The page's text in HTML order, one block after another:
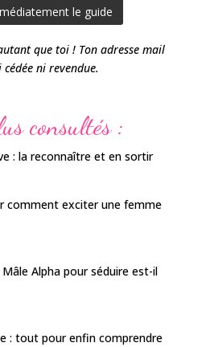
que toi ! Ton adresse mail
cédée ni revendue.
consultés :
: la reconnaître et en sortir
comment exciter une femme
Alpha pour séduire est-il
: tout pour enfin comprendre